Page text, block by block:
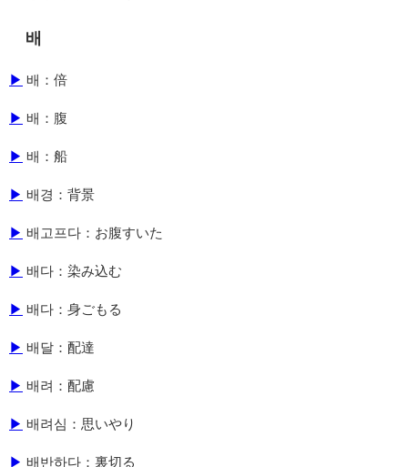
배
▶ 배：倍
▶ 배：腹
▶ 배：船
▶ 배경：背景
▶ 배고프다：お腹すいた
▶ 배다：染み込む
▶ 배다：身ごもる
▶ 배달：配達
▶ 배려：配慮
▶ 배려심：思いやり
▶ 배반하다：裏切る